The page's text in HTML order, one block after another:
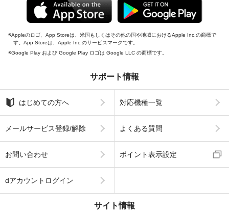
Appleのロゴ、App Storeは、米国もしくはその他の国や地域におけるApple Inc.の商標で
す。App Storeは、Apple Inc.のサービスマークです。
Google Play および Google Play ロゴは Google LLC の商標です。
サポート情報
はじめての方へ 対応機種一覧
メールサービス登録/解除 よくある質問
お問い合わせ ポイント表示設定
dアカウントログイン
サイト情報